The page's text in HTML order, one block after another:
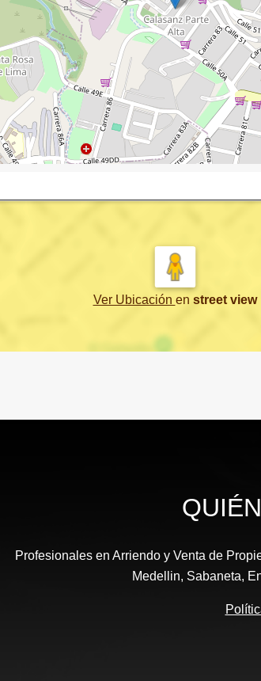
Ver Ubicación en street view
Profesionales en Arriendo y Venta de
Medellin, Sabaneta,